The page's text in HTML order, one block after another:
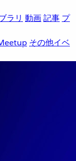
ラリ 動画記事 プ
その他イベ